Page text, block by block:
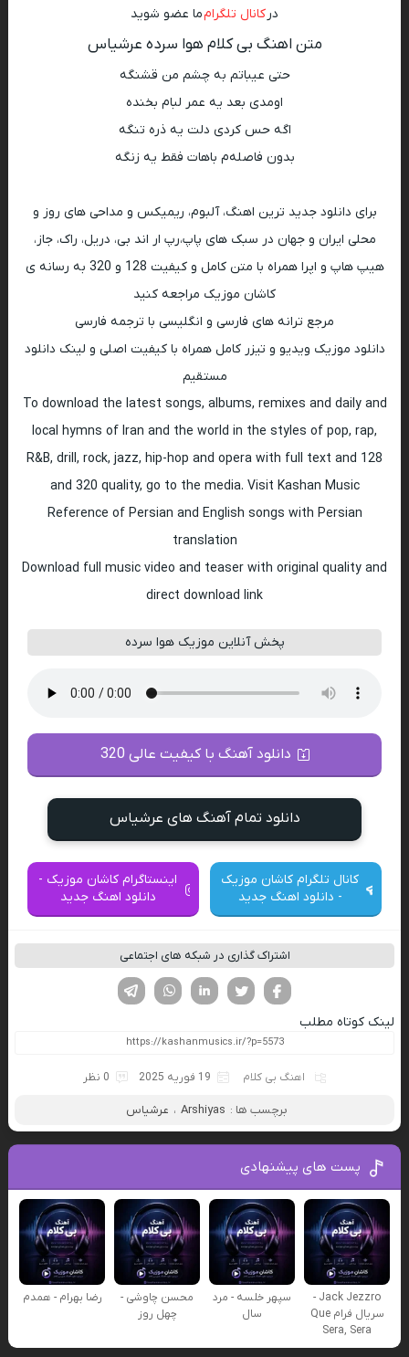
در کانال تلگرامما عضو شوید
متن اهنگ بی کلام هوا سرده عرشیاس
حتی عیباتم به چشم من قشنگه
اومدی بعد یه عمر لبام بخنده
اگه حس کردی دلت یه ذره تنگه
بدون فاصله‌م‌ باهات فقط یه زنگه
برای دانلود جدید ترین اهنگ، آلبوم، ریمیکس و مداحی های روز و
محلی ایران و جهان در سبک های پاپ،رپ ار اند بی، دریل، راک، جاز،
هیپ هاپ و اپرا همراه با متن کامل و کیفیت 128 و 320 به رسانه ی
کاشان موزیک مراجعه کنید
مرجع ترانه های فارسی و انگلیسی با ترجمه فارسی
دانلود موزیک ویدیو و تیزر کامل همراه با کیفیت اصلی و لینک دانلود
مستقیم
To download the latest songs, albums, remixes and daily and
local hymns of Iran and the world in the styles of pop, rap,
R&B, drill, rock, jazz, hip-hop and opera with full text and 128
and 320 quality, go to the media. Visit Kashan Music
Reference of Persian and English songs with Persian
translation
Download full music video and teaser with original quality and
direct download link
پخش آنلاین موزیک هوا سرده
دانلود آهنگ با کیفیت عالی 320
دانلود تمام آهنگ های عرشیاس
کانال تلگرام کاشان موزیک
- دانلود اهنگ جدید
اینستاگرام کاشان موزیک -
دانلود اهنگ جدید
اشتراک گذاری در شبکه های اجتماعی
لینکدین تویتر
فیسوک
لینک کوتاه مطلب
اهنگ بی کلام 19 فوریه 2025 0 نظر
برچسب ها : Arshiyas ، عرشیاس
پست های پیشنهادی
Jack Jezzro -
سریال فرام Que
Sera, Sera
سپهر خلسه - مرد
سال
محسن چاوشی -
چهل روز
رضا بهرام - همدم